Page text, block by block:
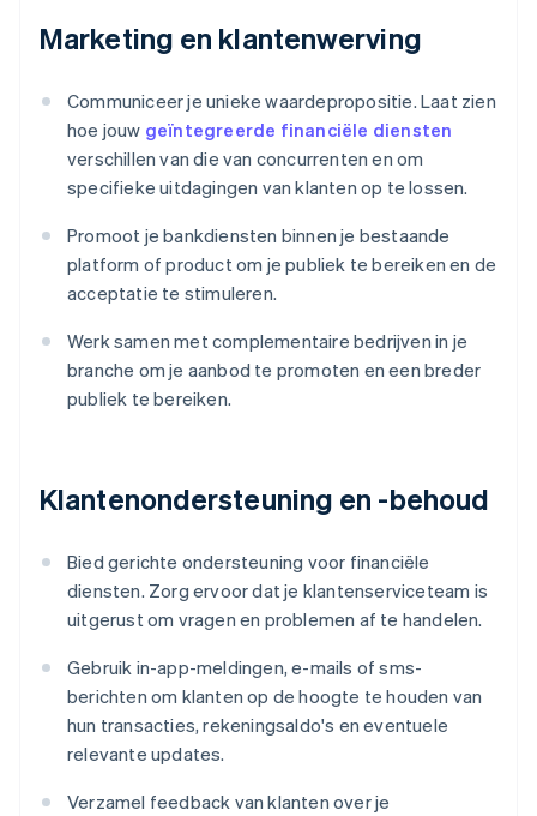
Marketing en klantenwerving
Communiceer je unieke waardepropositie. Laat zien
hoe jouw geïntegreerde financiële diensten
verschillen van die van concurrenten en om
specifieke uitdagingen van klanten op te lossen.
Promoot je bankdiensten binnen je bestaande
platform of product om je publiek te bereiken en de
acceptatie te stimuleren.
Werk samen met complementaire bedrijven in je
branche om je aanbod te promoten en een breder
publiek te bereiken.
Klantenondersteuning en -behoud
Bied gerichte ondersteuning voor financiële
diensten. Zorg ervoor dat je klantenserviceteam is
uitgerust om vragen en problemen af te handelen.
Gebruik in-app-meldingen, e-mails of sms-
berichten om klanten op de hoogte te houden van
hun transacties, rekeningsaldo's en eventuele
relevante updates.
Verzamel feedback van klanten over je